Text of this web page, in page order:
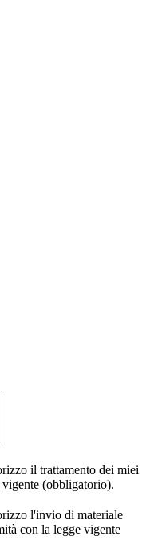
il trattamento dei miei
(obbligatorio).
l'invio di materiale
con la legge vigente